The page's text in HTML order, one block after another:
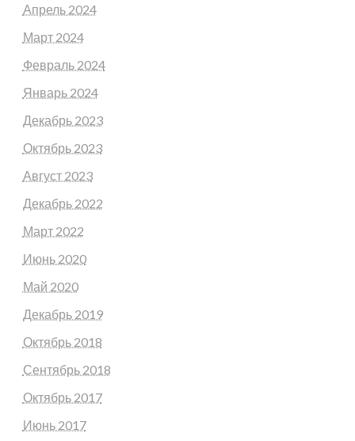
Апрель 2024
Март 2024
Февраль 2024
Январь 2024
Декабрь 2023
Октябрь 2023
Август 2023
Декабрь 2022
Март 2022
Июнь 2020
Май 2020
Декабрь 2019
Октябрь 2018
Сентябрь 2018
Октябрь 2017
Июнь 2017